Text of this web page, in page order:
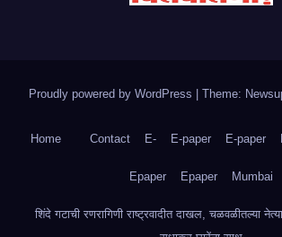
Proudly powered by WordPress Theme:
Home Contact E- E-paper E-paper
Epaper Epaper Mumbai
शिंदे गटाची रणरागिणी राष्ट्रवादीत दाखल, चळवळीतल्या